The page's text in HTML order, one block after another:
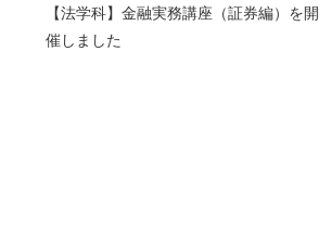
【法学科】金融実務講座（証券編）を開
催しました